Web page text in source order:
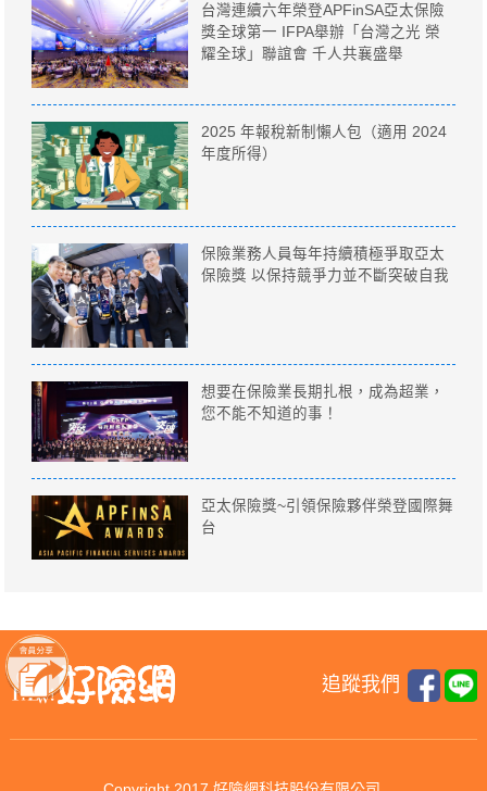
台灣連續六年榮登APFinSA亞太保險
獎全球第一 IFPA舉辦「台灣之光 榮
耀全球」聯誼會 千人共襄盛舉
2025 年報稅新制懶人包（適用 2024
年度所得）
保險業務人員每年持續積極爭取亞太
保險獎 以保持競爭力並不斷突破自我
想要在保險業長期扎根，成為超業，
您不能不知道的事！
亞太保險獎~引領保險夥伴榮登國際舞
台
追蹤我們